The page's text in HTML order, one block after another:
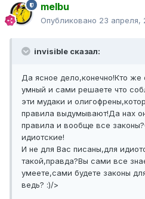
melbu
Опубликовано 23 апреля,
invisible сказал:
Да ясное дело,конечно!Кто же
умный и сами решаете что
эти мудаки и
правила выдумывают!Да нах
правила и вообще все
идиотские!
И не для Вас писаны,для
такой,правда?Вы сами все
умеете,сами будете законы
ведь? :)/>